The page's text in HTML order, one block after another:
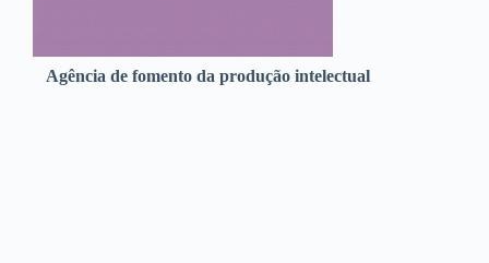
Agência de fomento da produção intelectual